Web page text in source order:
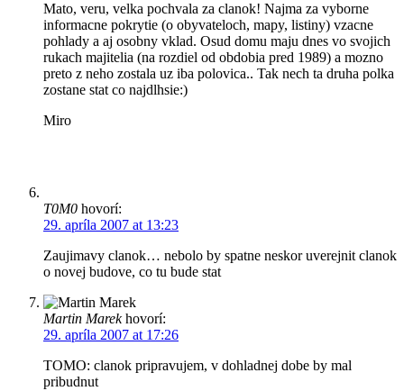
Mato, veru, velka pochvala za clanok! Najma za vyborne
informacne pokrytie (o obyvateloch, mapy, listiny) vzacne
pohlady a aj osobny vklad. Osud domu maju dnes vo svojich
rukach majitelia (na rozdiel od obdobia pred 1989) a mozno
preto z neho zostala uz iba polovica.. Tak nech ta druha polka
zostane stat co najdlhsie:)
Miro
T0M0 hovorí:
29. apríla 2007 at 13:23
Zaujimavy clanok… nebolo by spatne neskor uverejnit clanok
o novej budove, co tu bude stat
Martin Marek hovorí:
29. apríla 2007 at 17:26
TOMO: clanok pripravujem, v dohladnej dobe by mal
pribudnut